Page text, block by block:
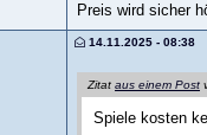
Preis wird sicher
14.11.2025 - 08:38
Zitat aus einem Post
Spiele kosten